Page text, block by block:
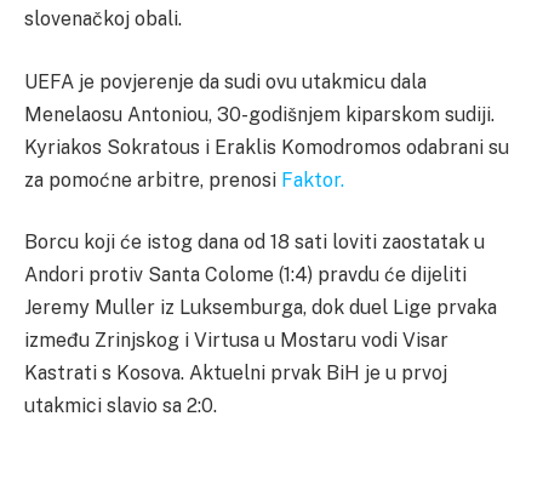
slovenačkoj obali.
UEFA je povjerenje da sudi ovu utakmicu dala
Menelaosu Antoniou, 30-godišnjem kiparskom sudiji.
Kyriakos Sokratous i Eraklis Komodromos odabrani su
za pomoćne arbitre, prenosi Faktor.
Borcu koji će istog dana od 18 sati loviti zaostatak u
Andori protiv Santa Colome (1:4) pravdu će dijeliti
Jeremy Muller iz Luksemburga, dok duel Lige prvaka
između Zrinjskog i Virtusa u Mostaru vodi Visar
Kastrati s Kosova. Aktuelni prvak BiH je u prvoj
utakmici slavio sa 2:0.